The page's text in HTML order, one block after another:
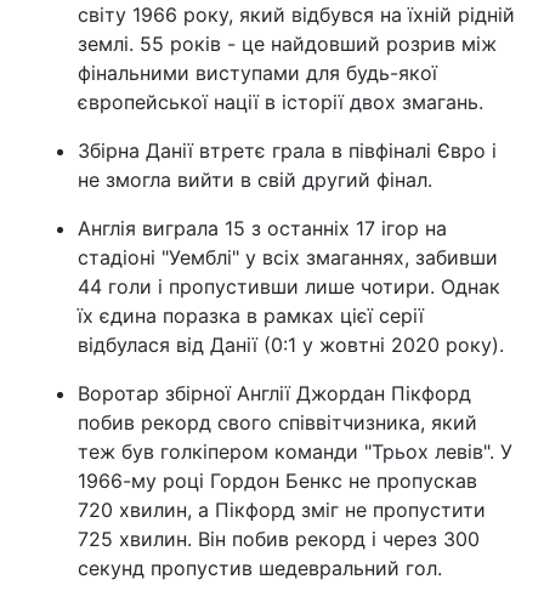
світу 1966 року, який відбувся на їхній рідній
землі. 55 років - це найдовший розрив між
фінальними виступами для будь-якої
європейської нації в історії двох змагань.
Збірна Данії втретє грала в півфіналі Євро і
не змогла вийти в свій другий фінал.
Англія виграла 15 з останніх 17 ігор на
стадіоні "Уемблі" у всіх змаганнях, забивши
44 голи і пропустивши лише чотири. Однак
їх єдина поразка в рамках цієї серії
відбулася від Данії (0:1 у жовтні 2020 року).
Воротар збірної Англії Джордан Пікфорд
побив рекорд свого співвітчизника, який
теж був голкіпером команди "Трьох левів". У
1966-му році Гордон Бенкс не пропускав
720 хвилин, а Пікфорд зміг не пропустити
725 хвилин. Він побив рекорд і через 300
секунд пропустив шедевральний гол.